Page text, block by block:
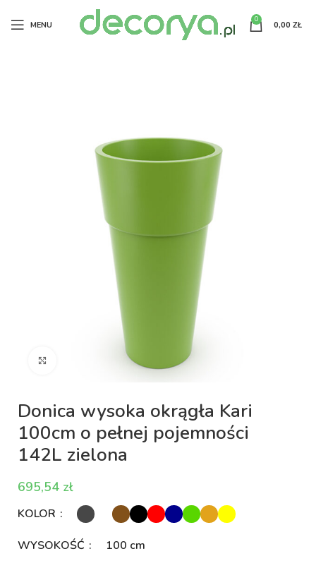
MENU
0
0,00 ZŁ
Kliknij aby powiększyć
Donica wysoka okrągła Kari
100cm o pełnej pojemności
142L zielona
zł
KOLOR
WYSOKOŚĆ 100 cm